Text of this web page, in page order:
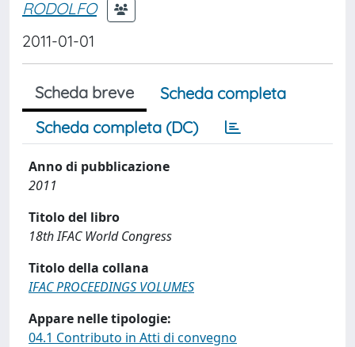
RODOLFO
2011-01-01
Scheda breve
Scheda completa
Scheda completa (DC)
Anno di pubblicazione
2011
Titolo del libro
18th IFAC World Congress
Titolo della collana
IFAC PROCEEDINGS VOLUMES
Appare nelle tipologie:
04.1 Contributo in Atti di convegno